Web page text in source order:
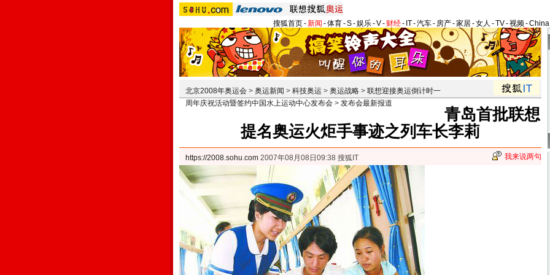
搜狐首页-新闻 -体育-S-娱乐-V- 财经- IT-汽车- 房产-家居-女人 -TV-视频-
北京2008年奥运会 > 奥运新闻 > 科技奥运 > 奥运战略 > 联想迎接奥运倒计时一
周年庆祝活动暨签约中国水上运动中心发布会 > 发布会最新报道
青岛首批联想
提名奥运火炬手事迹之列车长李莉
https://2008.sohu.com 2007年08月08日09:38 搜狐IT 我来说两句